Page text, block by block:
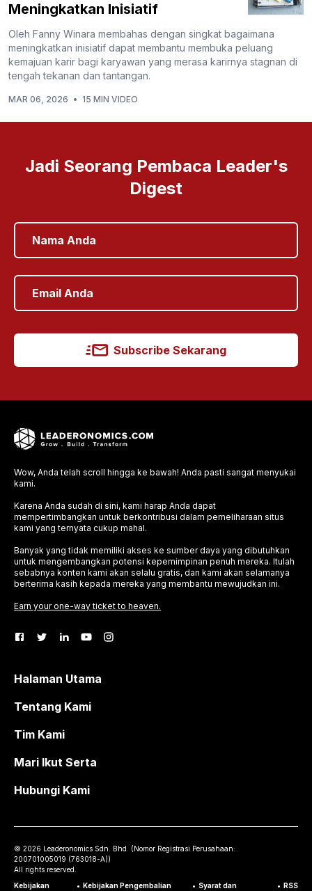
Meningkatkan Inisiatif
Oleh Fanny Winara membahas dengan singkat bagaimana
meningkatkan inisiatif dapat membantu membuka peluang
kemajuan karir bagi karyawan yang merasa karirnya stagnan di
tengah tekanan dan tantangan.
MAR 06, 2026 • 15 MIN VIDEO
Jadi Seorang Pembaca Leader's
Digest
Subscribe Sekarang
Wow, Anda telah scroll hingga ke bawah! Anda pasti sangat menyukai
kami.
Karena Anda sudah di sini, kami harap Anda dapat
mempertimbangkan untuk berkontribusi dalam pemeliharaan situs
kami yang ternyata cukup mahal.
Banyak yang tidak memiliki akses ke sumber daya yang dibutuhkan
untuk mengembangkan potensi kepemimpinan penuh mereka. Itulah
sebabnya konten kami akan selalu gratis, dan kami akan selamanya
berterima kasih kepada mereka yang membantu mewujudkan ini.
Earn your one-way ticket to heaven.
Halaman Utama
Tentang Kami
Tim Kami
Mari Ikut Serta
Hubungi Kami
© 2026 Leaderonomics Sdn. Bhd. (Nomor Registrasi Perusahaan:
200701005019 (763018-A))
All rights reserved.
Kebijakan
• Kebijakan Pengembalian • Syarat dan • RSS